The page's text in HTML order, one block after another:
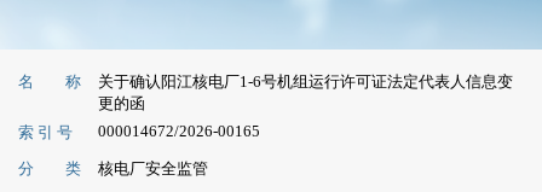
名 称
关于确认阳江核电厂1-6号机组运行许可证法定代表人信息变
更的函
索 引 号
000014672/2026-00165
分 类 核电厂安全监管